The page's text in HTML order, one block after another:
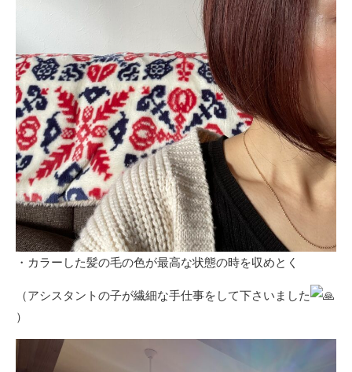
・カラーした髪の毛の色が最高な状態の時を収めとく
（アシスタントの子が繊細な手仕事をして下さいました
）